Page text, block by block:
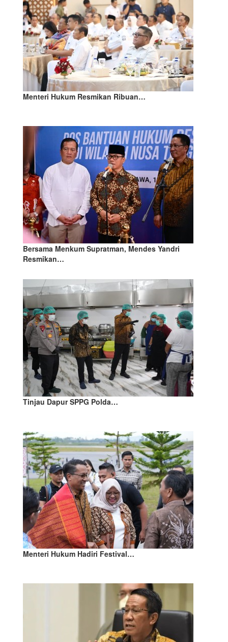
Menteri Hukum Resmikan Ribuan…
Bersama Menkum Supratman, Mendes Yandri
Resmikan…
Tinjau Dapur SPPG Polda…
Menteri Hukum Hadiri Festival…